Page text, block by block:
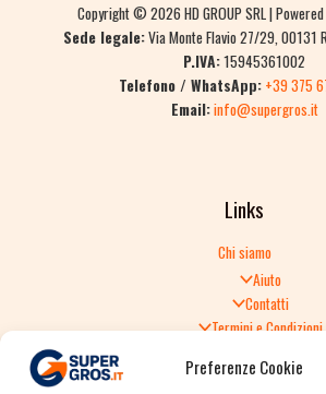
Preferenze Cookie
Copyright © 2026 HD GROUP SRL |
Sede legale:Via Monte Flavio 27/29, 00131
P.IVA:15945361002
Telefono / WhatsApp: +39 375
Email:info@supergros.it
Links
Chi siamo
Aiuto
Contatti
Termini e Condizioni
Politica di Reso